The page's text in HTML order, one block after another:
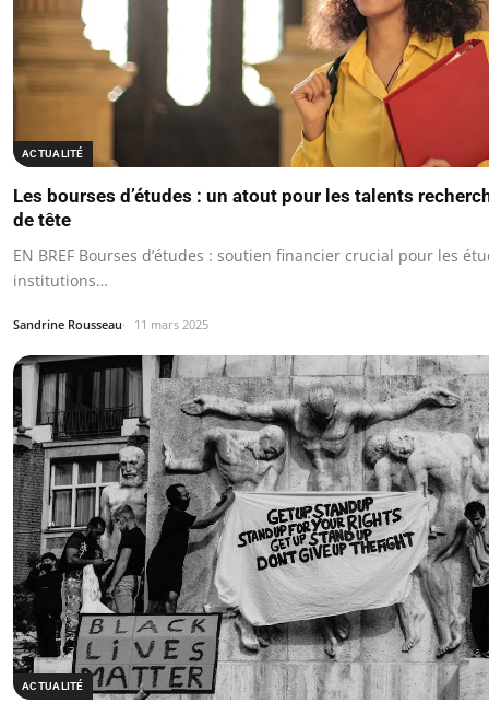
ACTUALITÉ
Les bourses d’études : un atout pour les talents
de tête
EN BREF Bourses d’études : soutien financier crucial pour les
institutions…
Sandrine Rousseau 11 mars 2025
ACTUALITÉ